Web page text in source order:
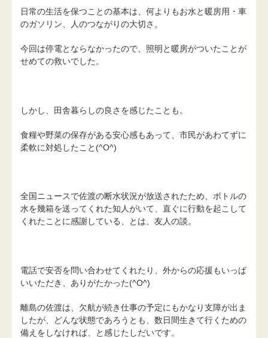
日常の生活を保つことの基本は、何よりもお水と暖房用・車
のガソリン、人のつながりの大切さ。
今回は停電とならなかったので、照明と暖房がついたことが
せめての救いでした。
しかし、田舎暮らしの良さを感じたことも。
食糧や野菜の保存がある安心感もあって、市民があわてずに
柔軟に対処したこと(^O^)
全国ニュースで佐渡の断水状況が放送されたため、ボトルの
水を幾箱を送ってくれた知人がいて、直ぐに行動を起こして
くれたことに感謝している、とは、友人の談。
電話で安否を問い合わせてくれたり、外からの応援もいっぱ
いいただき、ありがたかった(^O^)
離島の佐渡は、欠航が続き仕事の予定にもかなり支障が出ま
したが、どんな状態であろうとも、数日間生きて行くための
備えをしなければ、と感じたしだいです。